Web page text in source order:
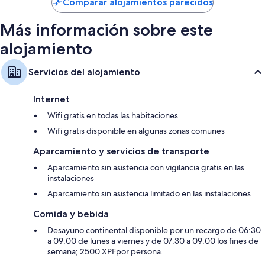
148 €
Más información sobre este
alojamiento
Servicios del alojamiento
Internet
Wifi gratis en todas las habitaciones
Wifi gratis disponible en algunas zonas comunes
Aparcamiento y servicios de transporte
Aparcamiento sin asistencia con vigilancia gratis en las
instalaciones
Aparcamiento sin asistencia limitado en las instalaciones
Comida y bebida
Desayuno continental disponible por un recargo de 06:30
a 09:00 de lunes a viernes y de 07:30 a 09:00 los fines de
semana; 2500 XPFpor persona.